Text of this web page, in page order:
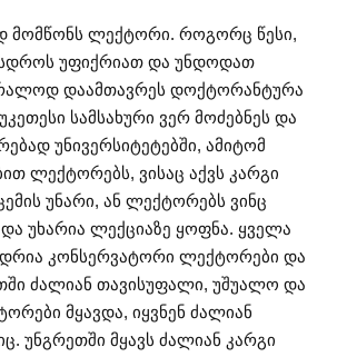
მომწონს ლექტორი. როგორც წესი,
უფიქრიათ და უნდოდათ
დაამთავრეს დოქტორანტურა
სამსახური ვერ მოძებნეს და
უნივერსიტეტებში, ამიტომ
ლექტორებს, ვისაც აქვს კარგი
უნარი, ან ლექტორებს ვინც
უხარია ლექციაზე ყოფნა. ყველა
კონსერვატორი ლექტორები და
ძალიან თავისუფალი, უშუალო და
მყავდა, იყვნენ ძალიან
უნგრეთში მყავს ძალიან კარგი